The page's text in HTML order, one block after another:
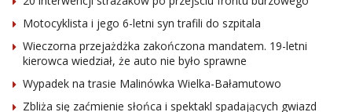
Motocyklista i jego 6-letni syn trafili do szpitala
Wieczorna przejażdżka zakończona mandatem. 19-letni
kierowca wiedział, że auto nie było sprawne
Wypadek na trasie Malinówka Wielka-Bałamutowo
Zbliża się zaćmienie słońca i spektakl spadających gwiazd